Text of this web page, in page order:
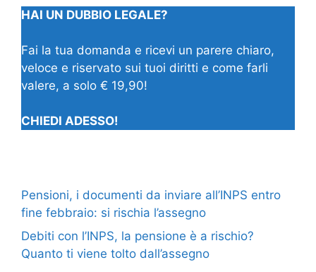
HAI UN DUBBIO LEGALE?
Fai la tua domanda e ricevi un parere chiaro,
veloce e riservato sui tuoi diritti e come farli
valere, a solo € 19,90!
CHIEDI ADESSO!
Pensioni, i documenti da inviare all’INPS entro
fine febbraio: si rischia l’assegno
Debiti con l’INPS, la pensione è a rischio?
Quanto ti viene tolto dall’assegno